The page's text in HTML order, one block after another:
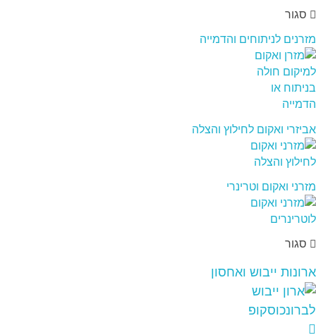
סגור
מזרנים לניתוחים והדמייה
אביזרי ואקום לחילוץ והצלה
מזרני ואקום וטרינרי
סגור
ארונות ייבוש ואחסון